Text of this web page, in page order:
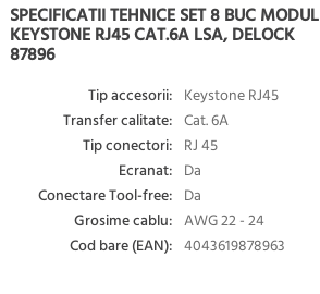
SPECIFICATII TEHNICE SET 8 BUC MODUL
KEYSTONE RJ45 CAT.6A LSA, DELOCK
87896
Tip accesorii: Keystone RJ45
Transfer calitate: Cat. 6A
Tip conectori: RJ 45
Ecranat: Da
Conectare Tool-free: Da
Grosime cablu: AWG 22 - 24
Cod bare (EAN): 4043619878963